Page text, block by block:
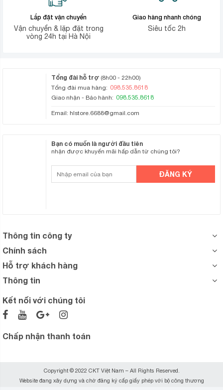
Lắp đặt vận chuyển
Vận chuyển & lặp đặt trong
vòng 24h tại Hà Nội
Giao hàng nhanh chóng
Siêu tốc 2h
Tổng đài hỗ trợ (8h00 - 22h00)
Tổng đài mua hàng: 098.535.8618
Giao nhận - Bảo hành: 098.535.8618
Email: hlstore.6688@gmail.com
Bạn có muốn là người đầu tiên
nhận được khuyến mãi hấp dẫn từ chúng tôi?
Thông tin công ty
Chính sách
Hỗ trợ khách hàng
Thông tin
Kết nối với chúng tôi
Chấp nhận thanh toán
Copyright © 2022 CKT Việt Nam – All Rights Reserved.
Website đang xây dựng và chờ đăng ký cấp giấy phép với bộ công thương